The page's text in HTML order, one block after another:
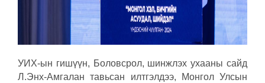
УИХ-ын гишүүн, Боловсрол, шинжлэх ухааны сайд
Л.Энх-Амгалан тавьсан илтгэлдээ, Монгол Улсын